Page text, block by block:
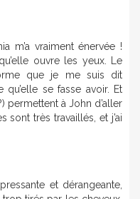
m’a vraiment énervée !
ouvre les yeux. Le
que je me suis dit
qu’elle se fasse avoir. Et
permettent à John d’aller
sont très travaillés, et j’ai
et dérangeante,